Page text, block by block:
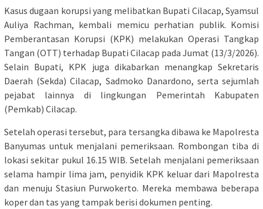
Kasus dugaan korupsi yang melibatkan Bupati Cilacap, Syamsul
Auliya Rachman, kembali memicu perhatian publik. Komisi
Pemberantasan Korupsi (KPK) melakukan Operasi Tangkap
Tangan (OTT) terhadap Bupati Cilacap pada Jumat (13/3/2026).
Selain Bupati, KPK juga dikabarkan menangkap Sekretaris
Daerah (Sekda) Cilacap, Sadmoko Danardono, serta sejumlah
pejabat lainnya di lingkungan Pemerintah Kabupaten
(Pemkab) Cilacap.
Setelah operasi tersebut, para tersangka dibawa ke Mapolresta
Banyumas untuk menjalani pemeriksaan. Rombongan tiba di
lokasi sekitar pukul 16.15 WIB. Setelah menjalani pemeriksaan
selama hampir lima jam, penyidik KPK keluar dari Mapolresta
dan menuju Stasiun Purwokerto. Mereka membawa beberapa
koper dan tas yang tampak berisi dokumen penting.